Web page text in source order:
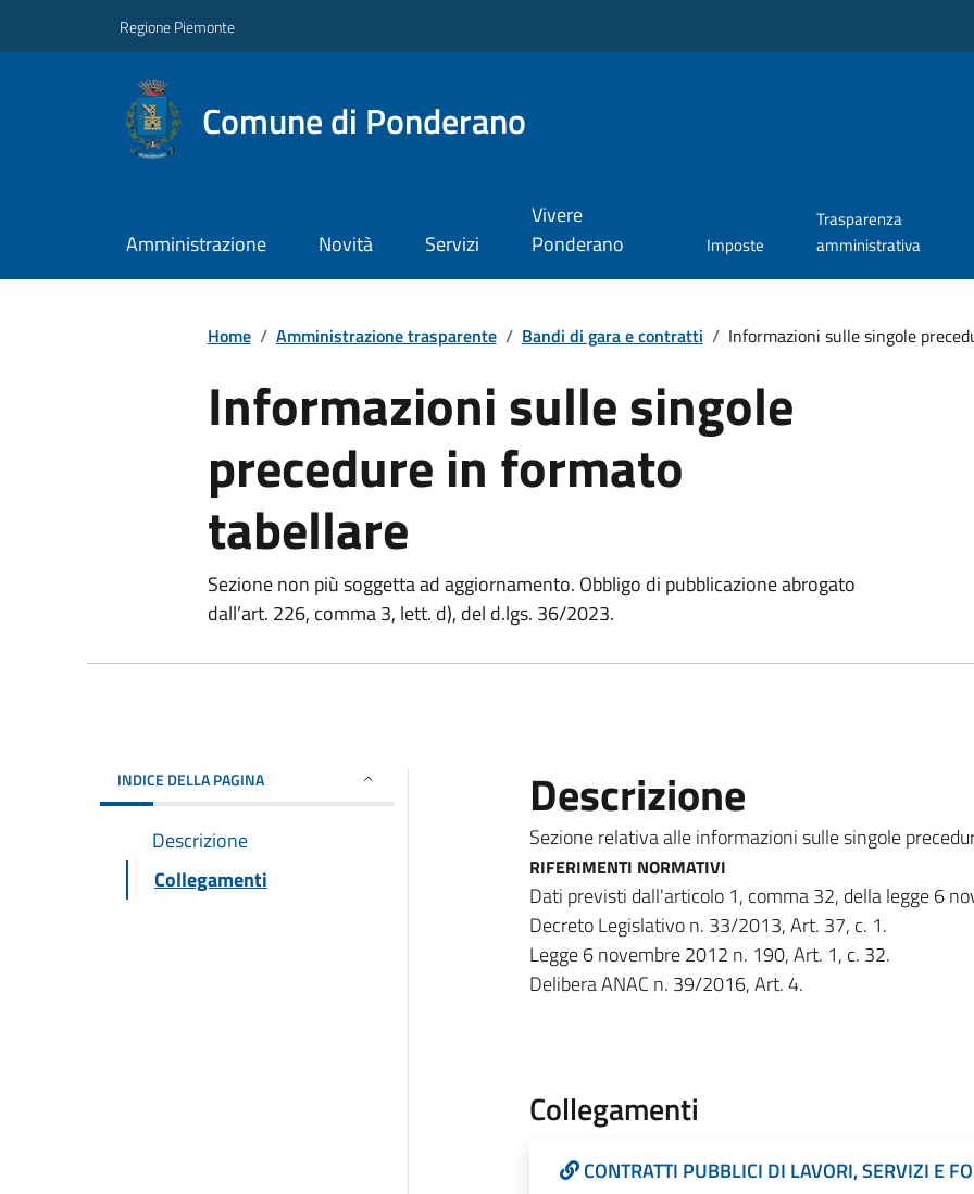
Regione Piemonte
Comune di Ponderano
Amministrazione Novità Servizi
Vivere
Ponderano
Imposte
Trasparenza
amministrativa
Home / Amministrazione trasparente / Bandi di gara e contratti / Informazioni sulle singole
Informazioni sulle singole
precedure in formato
tabellare
Sezione non più soggetta ad aggiornamento. Obbligo di pubblicazione abrogato
dall’art. 226, comma 3, lett. d), del d.lgs. 36/2023.
INDICE DELLA PAGINA
Descrizione
Collegamenti
Descrizione
Sezione relativa alle informazioni sulle singole
RIFERIMENTI NORMATIVI
Dati previsti dall'articolo 1, comma 32, della legge 6
Decreto Legislativo n. 33/2013, Art. 37, c. 1.
Legge 6 novembre 2012 n. 190, Art. 1, c. 32.
Delibera ANAC n. 39/2016, Art. 4.
Collegamenti
CONTRATTI PUBBLICI DI LAVORI, SERVIZI E